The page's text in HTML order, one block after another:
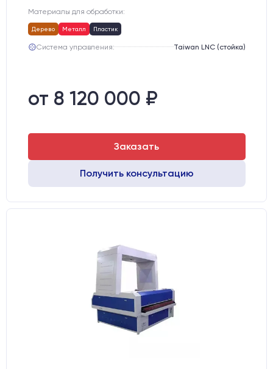
Материалы для обработки:
Дерево Металл Пластик
Система управления: Taiwan LNC (стойка)
от 8 120 000 ₽
Заказать
Получить консультацию